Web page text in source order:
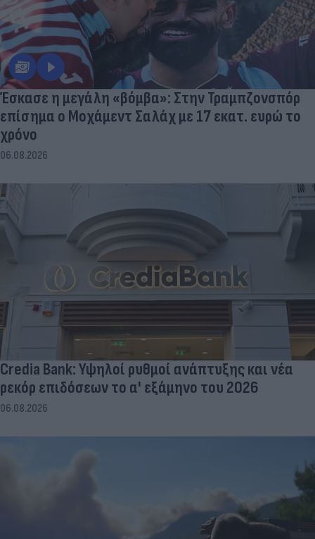
Έσκασε η μεγάλη «βόμβα»: Στην Τραμπζονσπόρ
επίσημα ο Μοχάμεντ Σαλάχ με 17 εκατ. ευρώ το
χρόνο
06.08.2026
Credia Bank: Υψηλοί ρυθμοί ανάπτυξης και νέα
ρεκόρ επιδόσεων το α' εξάμηνο του 2026
06.08.2026